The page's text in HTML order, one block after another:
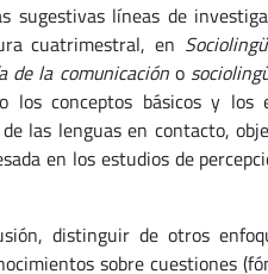
líneas de
cuatrimestral, en
de la comunicacióno
conceptos básicos y los
las lenguas en contacto,
en los estudios de
distinguir de otros
sobre cuestiones